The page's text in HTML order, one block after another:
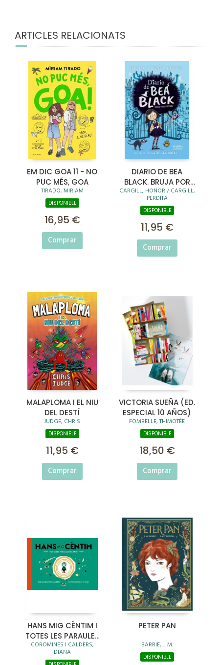
ARTICLES RELACIONATS
EM DIC GOA 11 - NO
PUC MÉS, GOA
TIRADO, MIRIAM
DISPONIBLE
16,95 €
Comprar
DIARIO DE BEA
BLACK. BRUJA POR
ACCIDENTE
CARGILL, HONOR / CARGILL,
PERDITA
DISPONIBLE
11,95 €
Comprar
MALAPLOMA I EL NIU
DEL DESTÍ
JUDGE, CHRIS
DISPONIBLE
11,95 €
Comprar
VICTORIA SUEÑA (ED.
ESPECIAL 10 AÑOS)
FOMBELLE, THIMOTÉE
DISPONIBLE
18,50 €
Comprar
HANS MIG CÈNTIM I
TOTES LES PARAULES
DEL MÓN
COROMINES I CALDERS,
DIANA
PETER PAN
BARRIE, J. M.
DISPONIBLE